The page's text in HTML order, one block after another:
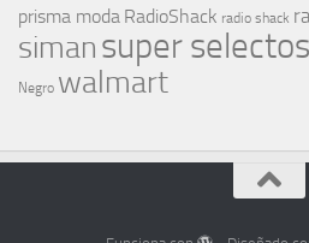
prisma moda RadioShack radio shack
simansuper selectos
Negro walmart